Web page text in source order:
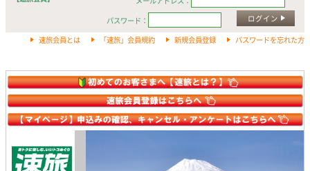
パスワード：
ログイン
速旅会員とは 「速旅」会員規約 新規会員登録 パスワードを忘れた方